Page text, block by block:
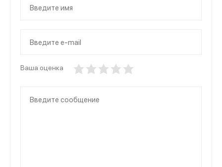
Ваша оценка